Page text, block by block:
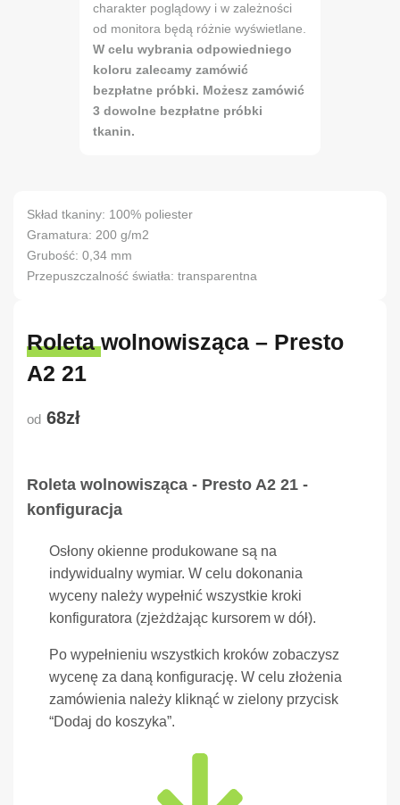
charakter poglądowy i w zależności
od monitora będą różnie wyświetlane.
W celu wybrania odpowiedniego
koloru zalecamy zamówić
bezpłatne próbki. Możesz zamówić
3 dowolne bezpłatne próbki
tkanin.
Skład tkaniny: 100% poliester
Gramatura: 200 g/m2
Grubość: 0,34 mm
Przepuszczalność światła: transparentna
Roleta wolnowisząca – Presto
A2 21
od 68zł
Roleta wolnowisząca - Presto A2 21 -
konfiguracja
Osłony okienne produkowane są na
indywidualny wymiar. W celu dokonania
wyceny należy wypełnić wszystkie kroki
konfiguratora (zjeżdżając kursorem w dół).
Po wypełnieniu wszystkich kroków zobaczysz
wycenę za daną konfigurację. W celu złożenia
zamówienia należy kliknąć w zielony przycisk
“Dodaj do koszyka”.